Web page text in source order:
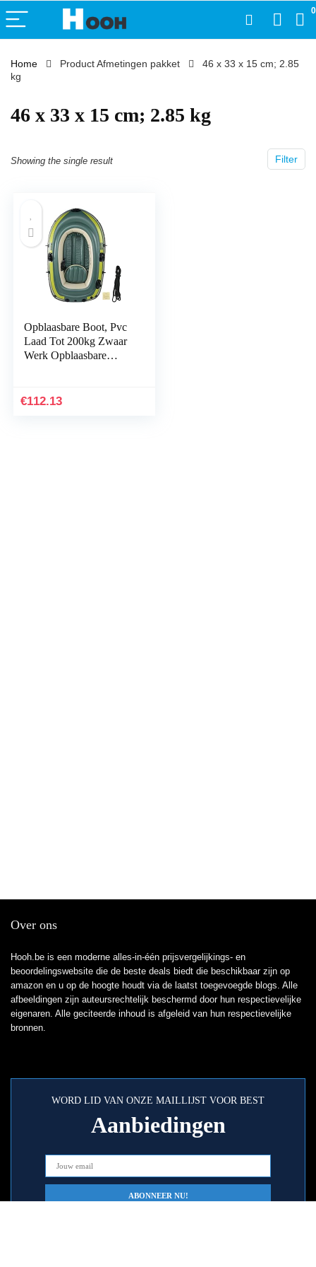
0
Home Product Afmetingen pakket
‎46 x 33 x 15 cm; 2.85
kg
‎46 x 33 x 15 cm; 2.85 kg
Filter
Showing the single result
Opblaasbare Boot, Pvc
Laad Tot 200kg Zwaar
Werk Opblaasbare
Luchtkamers
€112.13
Over ons
Hooh.be is een moderne alles-in-één prijsvergelijkings- en
beoordelingswebsite die de beste deals biedt die beschikbaar zijn op
amazon en u op de hoogte houdt via de laatst toegevoegde blogs. Alle
afbeeldingen zijn auteursrechtelijk beschermd door hun respectievelijke
eigenaren. Alle geciteerde inhoud is afgeleid van hun respectievelijke
bronnen.
WORD LID VAN ONZE MAILLIJST VOOR BEST
Aanbiedingen